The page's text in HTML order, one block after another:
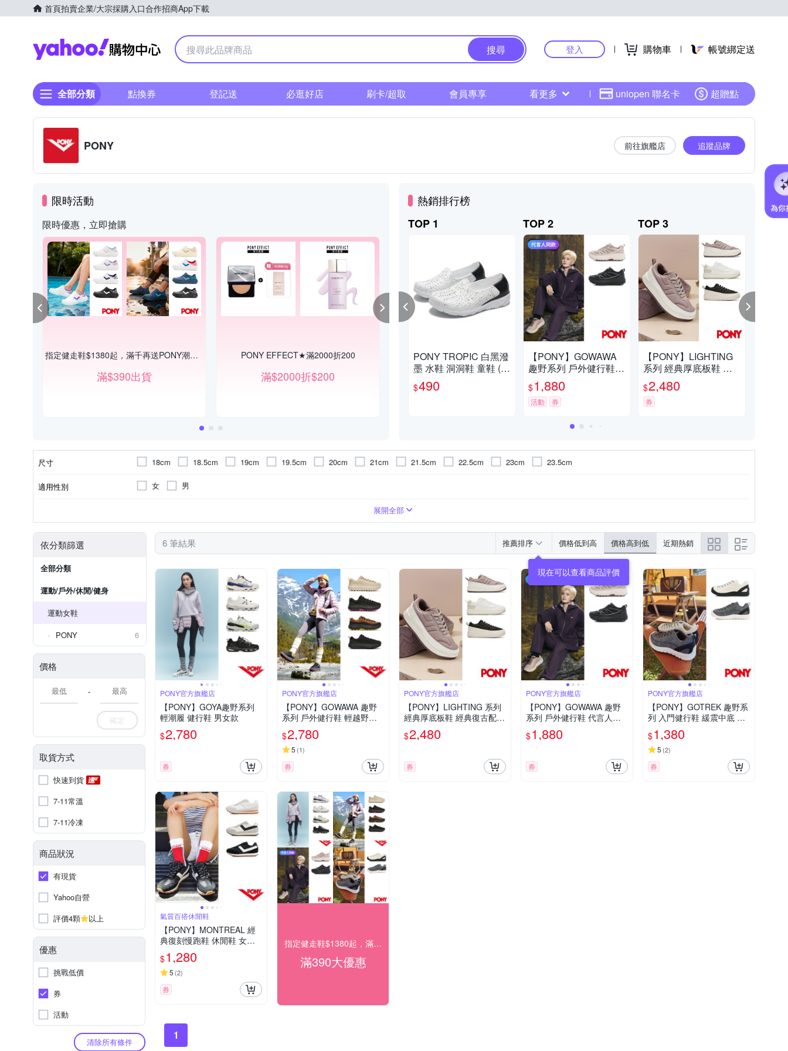
首頁拍賣企業/大宗採購入口合作招商App下載
Yahoo購物中心
搜尋 登入 購物車 帳號綁定送
全部分類 點換券 登記送 必逛好店 刷卡/超取 會員專享 看更多 uniopen 聯名卡 超贈點
PONY 前往旗艦店 追蹤品牌
限時活動
限時優惠，立即搶購
指定健走鞋$1380起，滿千再送PONY潮搭小包
滿$390出貨
PONY EFFECT★滿2000折200
滿$2000折$200
PONY EFFECT★買1送1 2件$1200
任選2件$1200
韓國潮流精選滿899折100
滿$899折$100
熱銷排行榜
TOP 1
PONY TROPIC 白黑潑
墨 水鞋 洞洞鞋 童鞋 (布
魯克林) 82K1SA61BK
$490
TOP 2
【PONY】GOWAWA
趣野系列 戶外健行鞋
代言人任嘉倫同款 輕越
野跑 防滑耐磨 男女款
$1,880
活動 券
TOP 3
【PONY】LIGHTING
系列 經典厚底板鞋 經
典復古配色 輕量緩震
男女 撞色設計 多色可
選
$2,480
券
尺寸 18cm 18.5cm 19cm 19.5cm 20cm 21cm 21.5cm 22.5cm 23cm 23.5cm
適用性別 女 男
展開全部
依分類篩選
全部分類
運動/戶外/休閒/健身
運動女鞋
PONY
6
價格
-
確定
取貨方式
快速到貨
7-11常溫
7-11冷凍
商品狀況
有現貨
Yahoo自營
評價4顆
以上
優惠
挑戰低價
券
活動
清除所有條件
6 筆結果 推薦排序 價格低到高 價格高到低 近期熱銷
PONY官方旗艦店
【PONY】GOYA趣野系列
輕潮履 健行鞋 男女款
$2,780
券
PONY官方旗艦店
【PONY】GOWAWA 趣野
系列 戶外健行鞋 輕越野跑
男女款 (代言人同款)
$2,780
5 (1)
券
PONY官方旗艦店
【PONY】LIGHTING 系列
經典厚底板鞋 經典復古配色
輕量緩震 男女 撞色設計 多
色可選
$2,480
券
PONY官方旗艦店
【PONY】GOWAWA 趣野
系列 戶外健行鞋 代言人任
嘉倫同款 輕越野跑 防滑耐
磨 男女款
$1,880
券
PONY官方旗艦店
【PONY】GOTREK 趣野系
列 入門健行鞋 緩震中底 輕
越野跑 防滑耐磨橡膠大底
男女款
$1,380
5 (2)
券
氣質百搭休閒鞋
【PONY】MONTREAL 經
典復刻慢跑鞋 休閒鞋 女鞋
多色
$1,280
5 (2)
券
指定健走鞋$1380起，滿千再送PONY潮搭小包
滿390大優惠
1